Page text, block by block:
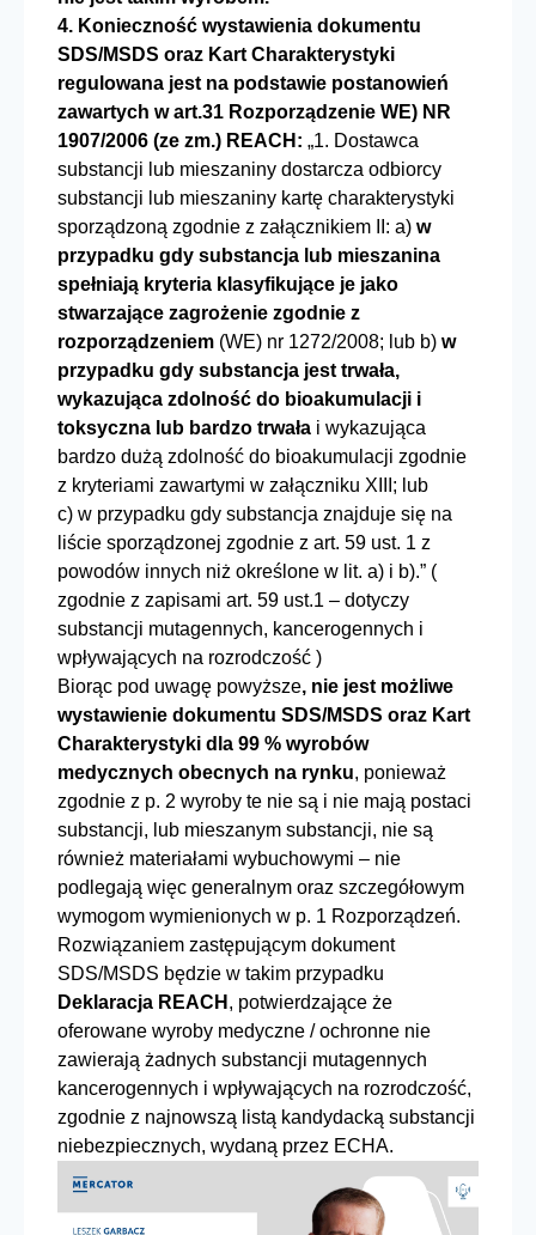
4. Konieczność wystawienia dokumentu
SDS/MSDS oraz Kart Charakterystyki
regulowana jest na podstawie postanowień
zawartych w art.31 Rozporządzenie WE) NR
1907/2006 (ze zm.) REACH: „1. Dostawca
substancji lub mieszaniny dostarcza odbiorcy
substancji lub mieszaniny kartę charakterystyki
sporządzoną zgodnie z załącznikiem II: a) w
przypadku gdy substancja lub mieszanina
spełniają kryteria klasyfikujące je jako
stwarzające zagrożenie zgodnie z
rozporządzeniem (WE) nr 1272/2008; lub b) w
przypadku gdy substancja jest trwała,
wykazująca zdolność do bioakumulacji i
toksyczna lub bardzo trwała i wykazująca
bardzo dużą zdolność do bioakumulacji zgodnie
z kryteriami zawartymi w załączniku XIII; lub
c) w przypadku gdy substancja znajduje się na
liście sporządzonej zgodnie z art. 59 ust. 1 z
powodów innych niż określone w lit. a) i b).” (
zgodnie z zapisami art. 59 ust.1 – dotyczy
substancji mutagennych, kancerogennych i
wpływających na rozrodczość )
Biorąc pod uwagę powyższe, nie jest możliwe
wystawienie dokumentu SDS/MSDS oraz Kart
Charakterystyki dla 99 % wyrobów
medycznych obecnych na rynku, ponieważ
zgodnie z p. 2 wyroby te nie są i nie mają postaci
substancji, lub mieszanym substancji, nie są
również materiałami wybuchowymi – nie
podlegają więc generalnym oraz szczegółowym
wymogom wymienionych w p. 1 Rozporządzeń.
Rozwiązaniem zastępującym dokument
SDS/MSDS będzie w takim przypadku
Deklaracja REACH , potwierdzające że
oferowane wyroby medyczne / ochronne nie
zawierają żadnych substancji mutagennych
kancerogennych i wpływających na rozrodczość,
zgodnie z najnowszą listą kandydacką substancji
niebezpiecznych, wydaną przez ECHA.